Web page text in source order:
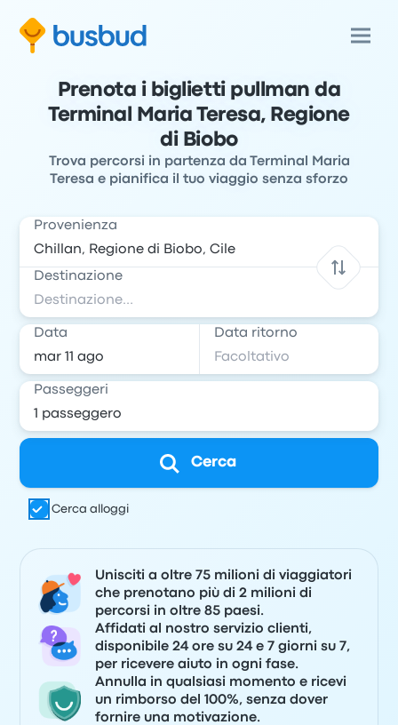
Prenota i biglietti pullman da
Terminal Maria Teresa, Regione
di Biobo
Trova percorsi in partenza da Terminal Maria
Teresa e pianifica il tuo viaggio senza sforzo
Provenienza
Destinazione
Data Data ritorno
Passeggeri
Cerca
Cerca alloggi
Unisciti a oltre 75 milioni di viaggiatori
che prenotano più di 2 milioni di
percorsi in oltre 85 paesi.
Affidati al nostro servizio clienti,
disponibile 24 ore su 24 e 7 giorni su 7,
per ricevere aiuto in ogni fase.
Annulla in qualsiasi momento e ricevi
un rimborso del 100%, senza dover
fornire una motivazione.